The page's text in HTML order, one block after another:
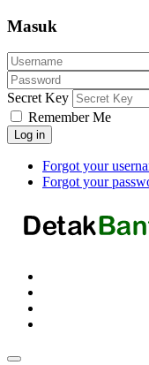
Masuk
Secret Key
Remember Me
Log in
Forgot your
Forgot your